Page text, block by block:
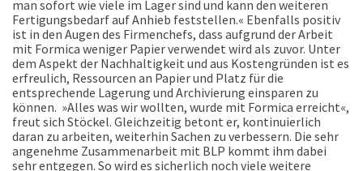
man sofort wie viele im Lager sind und kann den weiteren
Fertigungsbedarf auf Anhieb feststellen.« Ebenfalls positiv
ist in den Augen des Firmenchefs, dass aufgrund der Arbeit
mit Formica weniger Papier verwendet wird als zuvor. Unter
dem Aspekt der Nachhaltigkeit und aus Kostengründen ist es
erfreulich, Ressourcen an Papier und Platz für die
entsprechende Lagerung und Archivierung einsparen zu
können. »Alles was wir wollten, wurde mit Formica erreicht«,
freut sich Stöckel. Gleichzeitig betont er, kontinuierlich
daran zu arbeiten, weiterhin Sachen zu verbessern. Die sehr
angenehme Zusammenarbeit mit BLP kommt ihm dabei
sehr entgegen. So wird es sicherlich noch viele weitere